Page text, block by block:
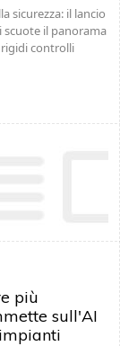
sicurezza: il lancio
il panorama
controlli
più
sull'AI